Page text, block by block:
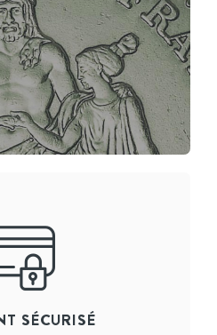
SÉCURISÉ